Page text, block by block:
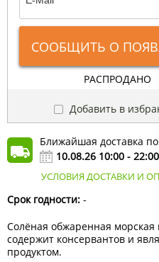
СООБЩИТЬ О
РАСПРОДАНО
Добавить в
Ближайшая доставка
10.08.26 10:00 - 22:00
УСЛОВИЯ ДОСТАВКИ И
Срок годности: -
Солёная обжаренная морская
содержит консервантов и
продуктом.